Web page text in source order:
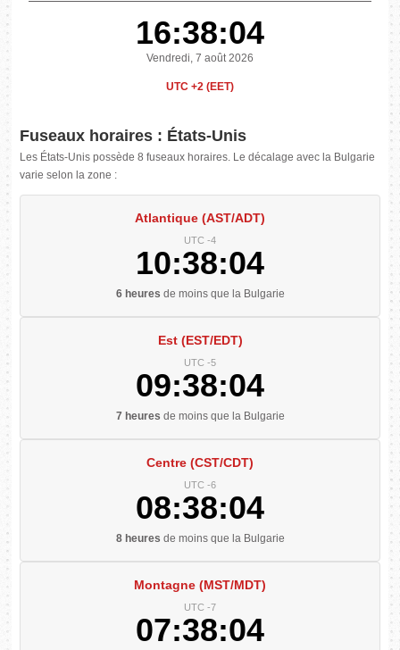
16:38:05
Vendredi, 7 août 2026
UTC +2 (EET)
Fuseaux horaires : États-Unis
Les États-Unis possède 8 fuseaux horaires. Le décalage avec la Bulgarie
varie selon la zone :
Atlantique (AST/ADT)
UTC -4
10:38:05
6 heures de moins que la Bulgarie
Est (EST/EDT)
UTC -5
09:38:05
7 heures de moins que la Bulgarie
Centre (CST/CDT)
UTC -6
08:38:05
8 heures de moins que la Bulgarie
Montagne (MST/MDT)
UTC -7
07:38:05